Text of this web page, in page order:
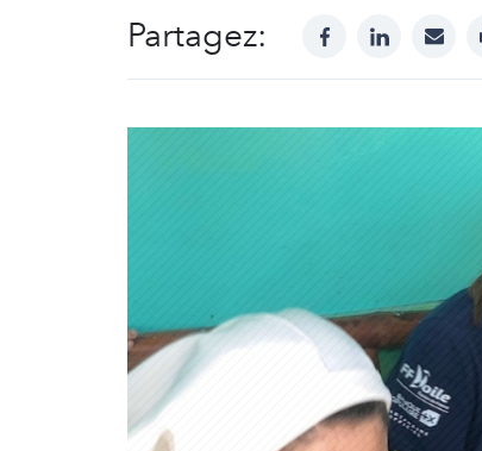
Partagez: facebooklinkedinmail